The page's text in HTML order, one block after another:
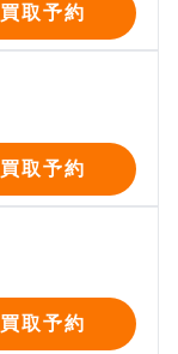
買取予約
買取予約
買取予約